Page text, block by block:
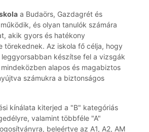
a Budaörs, Gazdagrét és
és olyan tanulók számára
akik gyors és hatékony
törekednek. Az iskola fő célja, hogy
készítse fel a vizsgák
alapos és magabiztos
számukra a biztonságos
kínálata kiterjed a "B" kategóriás
valamint többféle "A"
beleértve az A1, A2, AM